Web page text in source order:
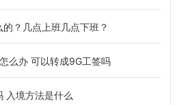
？几点上班几点下班？
么办 可以转成9G工签吗
入境方法是什么